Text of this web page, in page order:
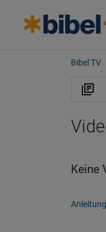
Bibel TV
Keine